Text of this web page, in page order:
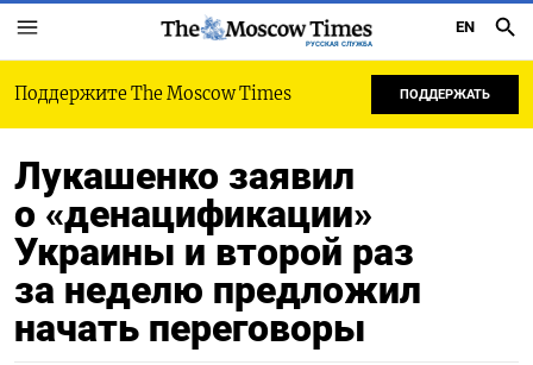
РУССКАЯ СЛУЖБА
EN
Поддержите The Moscow Times ПОДДЕРЖАТЬ
Лукашенко заявил
о «денацификации»
Украины и второй раз
за неделю предложил
начать переговоры